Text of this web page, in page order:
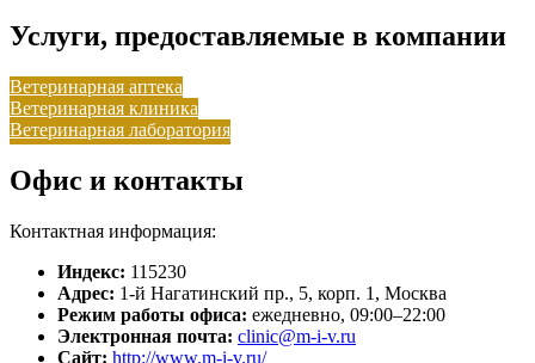
Услуги, предоставляемые в компании
Ветеринарная аптека
Ветеринарная клиника
Ветеринарная лаборатория
Офис и контакты
Контактная информация:
Индекс: 115230
Адрес: 1-й Нагатинский пр., 5, корп. 1, Москва
Режим работы офиса: ежедневно, 09:00–22:00
Электронная почта: clinic@m-i-v.ru
Сайт: http://www.m-i-v.ru/